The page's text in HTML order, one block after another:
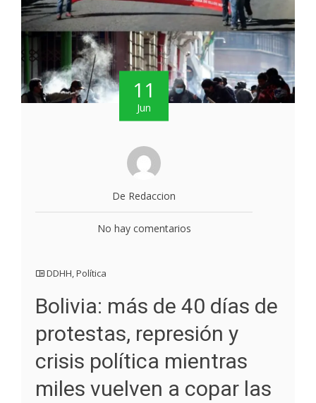
11
Jun
De Redaccion
No hay comentarios
DDHH,Política
Bolivia: más de 40 días de
protestas, represión y
crisis política mientras
miles vuelven a copar las